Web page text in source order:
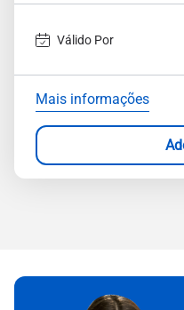
Válido Por
Mais informações